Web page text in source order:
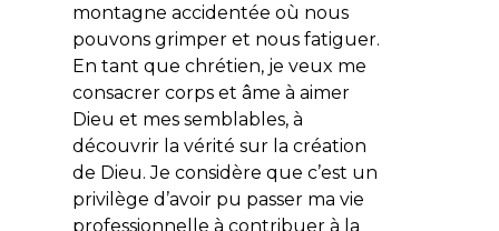
montagne accidentée où nous
pouvons grimper et nous fatiguer.
En tant que chrétien, je veux me
consacrer corps et âme à aimer
Dieu et mes semblables, à
découvrir la vérité sur la création
de Dieu. Je considère que c’est un
privilège d’avoir pu passer ma vie
professionnelle à contribuer à la